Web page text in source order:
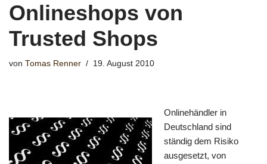
Onlineshops von
Trusted Shops
von Tomas Renner 19. August 2010
Onlinehändler in
Deutschland sind
ständig dem Risiko
ausgesetzt, von